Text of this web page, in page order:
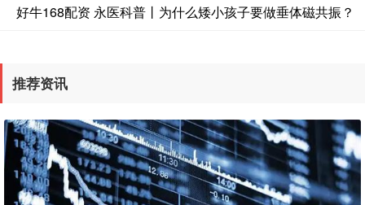
好牛168配资 永医科普丨为什么矮小孩子要做垂体磁共振？
推荐资讯